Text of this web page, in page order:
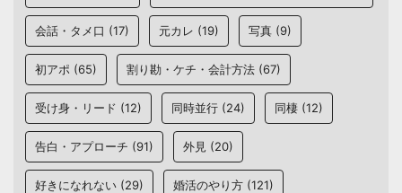
会話・タメ口 (17) 元カレ (19) 写真 (9)
初アポ (65) 割り勘・ケチ・会計方法 (67)
受け身・リード (12) 同時並行 (24) 同棲 (12)
告白・アプローチ (91) 外見 (20)
好きになれない (29) 婚活のやり方 (121)